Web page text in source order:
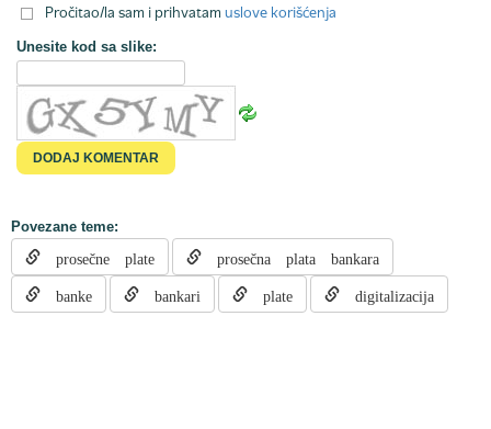
Pročitao/la sam i prihvatam uslove korišćenja
Unesite kod sa slike:
Povezane teme:
prosečne plate prosečna plata bankara
banke bankari plate digitalizacija